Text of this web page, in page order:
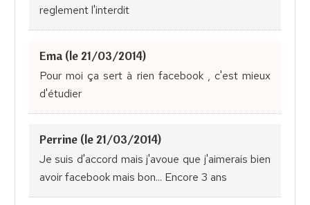
reglement l'interdit
Ema (le 21/03/2014)
Pour moi ça sert à rien facebook , c'est mieux
d'étudier
Perrine (le 21/03/2014)
Je suis d'accord mais j'avoue que j'aimerais bien
avoir facebook mais bon... Encore 3 ans